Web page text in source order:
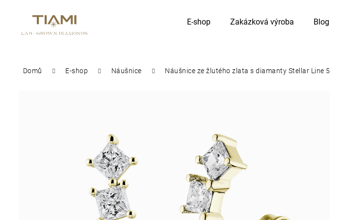
E-shop Zakázková výroba Blog
Domů E-shop Náušnice Náušnice ze žlutého zlata s diamanty Stellar Line 5
Zpět
Zpět
Co potřebujete najít?